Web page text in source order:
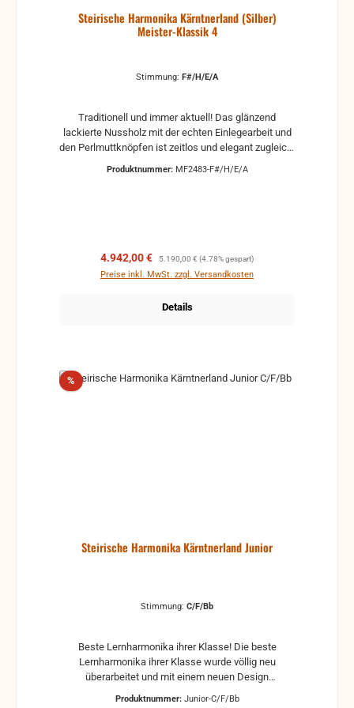
Steirische Harmonika Kärntnerland (Silber)
Meister-Klassik 4
Stimmung: F#/H/E/A
Traditionell und immer aktuell! Das glänzend
lackierte Nussholz mit der echten Einlegearbeit und
den Perlmuttknöpfen ist zeitlos und elegant zugleich.
Edelweißbalg mit den roten Balgstreifen nicht fehlen.
Produktnummer: MF2483-F#/H/E/A
Verkaufspreis:
4.942,00 € Regulärer Preis:
5.190,00 € (4.78% gespart)
Preise inkl. MwSt. zzgl. Versandkosten
Details
%Rabatt
Steirische Harmonika Kärntnerland Junior
Stimmung: C/F/Bb
Beste Lernharmonika ihrer Klasse! Die beste
Lernharmonika ihrer Klasse wurde völlig neu
überarbeitet und mit einem neuen Design
Produktnummer: Junior-C/F/Bb